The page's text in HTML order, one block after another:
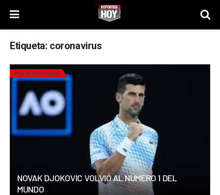
Etiqueta: coronavirus
POLIDEPORTIVO
NOVAK DJOKOVIC VOLVIÓ AL NÚMERO 1 DEL
MUNDO